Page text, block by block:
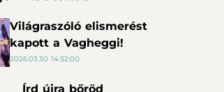
Világraszóló elismerést
kapott a Vagheggi!
2026.03.30 14:32:00
Írd újra bőröd